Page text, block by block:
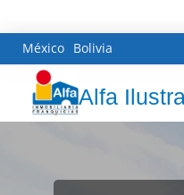
México Bolivia
Alfa